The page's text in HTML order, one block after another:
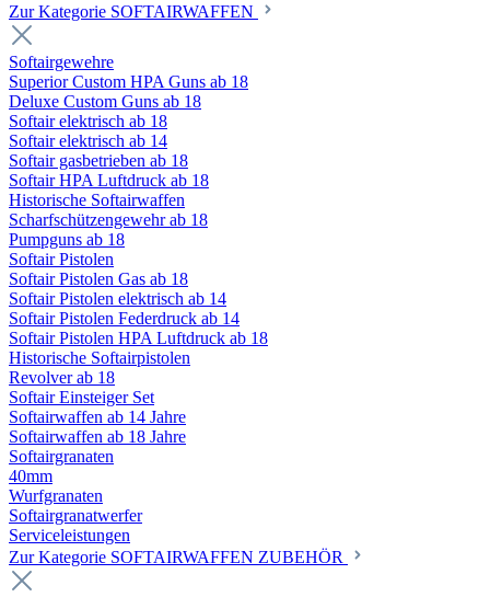
Zur Kategorie SOFTAIRWAFFEN
Softairgewehre
Superior Custom HPA Guns ab 18
Deluxe Custom Guns ab 18
Softair elektrisch ab 18
Softair elektrisch ab 14
Softair gasbetrieben ab 18
Softair HPA Luftdruck ab 18
Historische Softairwaffen
Scharfschützengewehr ab 18
Pumpguns ab 18
Softair Pistolen
Softair Pistolen Gas ab 18
Softair Pistolen elektrisch ab 14
Softair Pistolen Federdruck ab 14
Softair Pistolen HPA Luftdruck ab 18
Historische Softairpistolen
Revolver ab 18
Softair Einsteiger Set
Softairwaffen ab 14 Jahre
Softairwaffen ab 18 Jahre
Softairgranaten
40mm
Wurfgranaten
Softairgranatwerfer
Serviceleistungen
Zur Kategorie SOFTAIRWAFFEN ZUBEHÖR